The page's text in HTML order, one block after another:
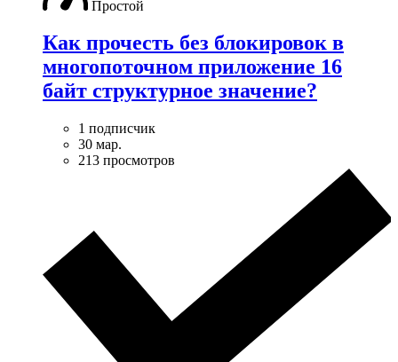
Простой
Как прочесть без блокировок в
многопоточном приложение 16
байт структурное значение?
1 подписчик
30 мар.
213 просмотров